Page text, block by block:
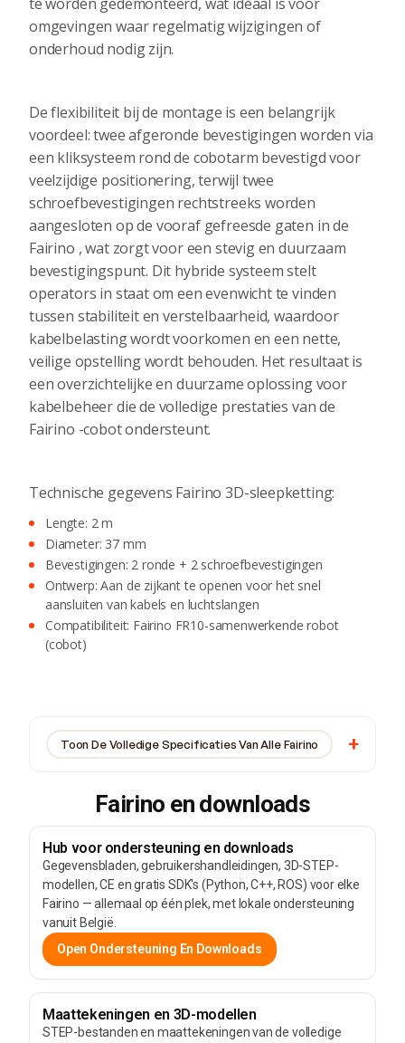
te worden gedemonteerd, wat ideaal is voor
omgevingen waar regelmatig wijzigingen of
onderhoud nodig zijn.
De flexibiliteit bij de montage is een belangrijk
voordeel: twee afgeronde bevestigingen worden via
een kliksysteem rond de cobotarm bevestigd voor
veelzijdige positionering, terwijl twee
schroefbevestigingen rechtstreeks worden
aangesloten op de vooraf gefreesde gaten in de
Fairino , wat zorgt voor een stevig en duurzaam
bevestigingspunt. Dit hybride systeem stelt
operators in staat om een evenwicht te vinden
tussen stabiliteit en verstelbaarheid, waardoor
kabelbelasting wordt voorkomen en een nette,
veilige opstelling wordt behouden. Het resultaat is
een overzichtelijke en duurzame oplossing voor
kabelbeheer die de volledige prestaties van de
Fairino -cobot ondersteunt.
Technische gegevens Fairino 3D-sleepketting:
Lengte: 2 m
Diameter: 37 mm
Bevestigingen: 2 ronde + 2 schroefbevestigingen
Ontwerp: Aan de zijkant te openen voor het snel
aansluiten van kabels en luchtslangen
Compatibiliteit: Fairino FR10-samenwerkende robot
(cobot)
Toon De Volledige Specificaties Van Alle Fairino
Fairino en downloads
Hub voor ondersteuning en downloads
Gegevensbladen, gebruikershandleidingen, 3D-STEP-
modellen, CE en gratis SDK's (Python, C++, ROS) voor elke
Fairino — allemaal op één plek, met lokale ondersteuning
vanuit België.
Open Ondersteuning En Downloads
Maattekeningen en 3D-modellen
STEP-bestanden en maattekeningen van de volledige